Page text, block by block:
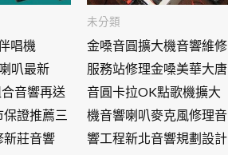
唱機
叭最新
音響再送
證推薦三
新莊音響
未分類
金嗓音圓擴大機音響維修
服務站修理金嗓美華大唐
音圓卡拉OK點歌機擴大
機音響喇叭麥克風修理音
響工程新北音響規劃設計